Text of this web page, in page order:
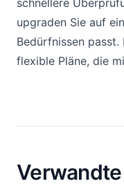
schnellere
upgraden Sie auf
Bedürfnissen
flexible Pläne, die